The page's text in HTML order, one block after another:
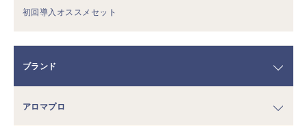
初回導入オススメセット
ブランド
アロマプロ